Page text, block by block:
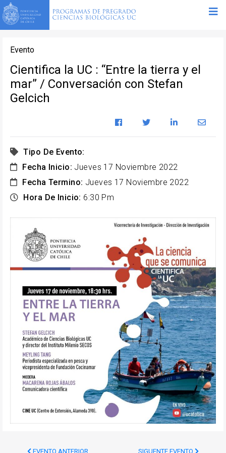
Evento
Cientifica la UC : “Entre la tierra y el
mar” / Conversación con Stefan
Gelcich
Tipo De Evento:
Fecha Inicio: Jueves 17 Noviembre 2022
Fecha Termino: Jueves 17 Noviembre 2022
Hora De Inicio: 6:30 Pm
EVENTO ANTERIOR SIGUENTE EVENTO